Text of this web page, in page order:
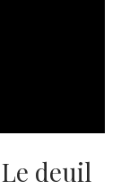
deuil